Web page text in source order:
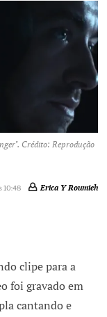
Crédito: Reprodução
10:48 Erica Y Roumieh
clipe para a
foi gravado em
cantando e